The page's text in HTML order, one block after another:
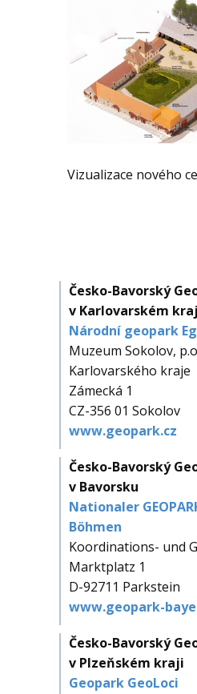
Vizualizace nového
Česko-Bavorský
v Karlovarském
Národní geopark
Muzeum Sokolov,
Karlovarského kraje
Zámecká 1
CZ-356 01 Sokolov
www.geopark.cz
Česko-Bavorský
v Bavorsku
Nationaler
Böhmen
Koordinations- und
Marktplatz 1
D-92711 Parkstein
www.geopark-
Česko-Bavorský
v Plzeňském kraji
Geopark GeoLoci